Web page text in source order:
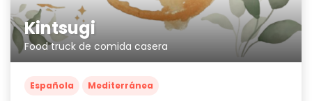
Kintsugi
Food truck de comida casera
Española Mediterránea